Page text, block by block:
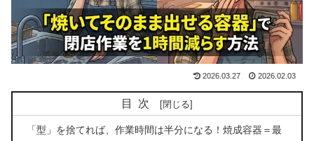
2026.03.27 2026.02.03
目次
「型」を捨てれば、作業時間は半分になる！焼成容器＝最